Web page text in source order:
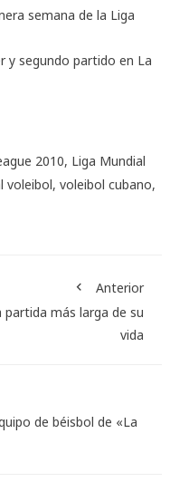
semana de la Liga
y segundo partido en La
2010, Liga Mundial
voleibol, voleibol cubano,
Anterior
más larga de su
vida
de béisbol de «La